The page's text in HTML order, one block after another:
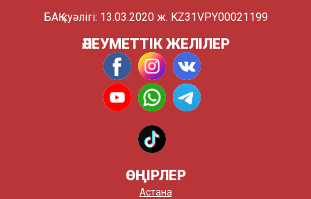
БАҚ куәлігі: 13.03.2020 ж. KZ31VPY00021199
ӘЛЕУМЕТТІК ЖЕЛІЛЕР
ӨҢІРЛЕР
Астана